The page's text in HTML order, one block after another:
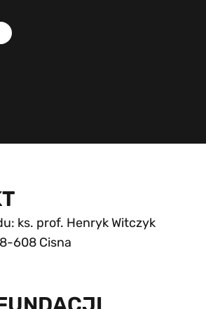
ks. prof. Henryk Witczyk
608 Cisna